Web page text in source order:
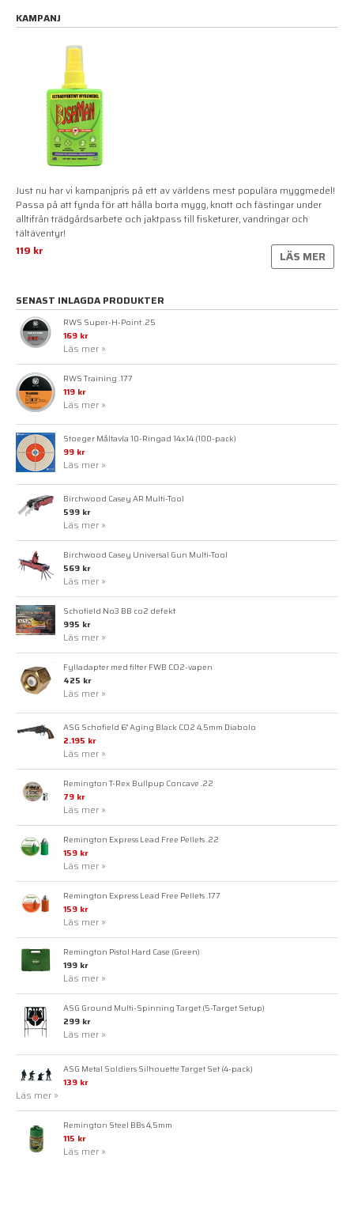
KAMPANJ
Just nu har vi kampanjpris på ett av världens mest populära myggmedel!
Passa på att fynda för att hålla borta mygg, knott och fästingar under
alltifrån trädgårdsarbete och jaktpass till fisketurer, vandringar och
tältäventyr!
119 kr
LÄS MER
SENAST INLAGDA PRODUKTER
RWS Super-H-Point .25
169 kr
Läs mer »
RWS Training .177
119 kr
Läs mer »
Stoeger Måltavla 10-Ringad 14x14 (100-pack)
99 kr
Läs mer »
Birchwood Casey AR Multi-Tool
599 kr
Läs mer »
Birchwood Casey Universal Gun Multi-Tool
569 kr
Läs mer »
Schofield No3 BB co2 defekt
995 kr
Läs mer »
Fylladapter med filter FWB CO2-vapen
425 kr
Läs mer »
ASG Schofield 6" Aging Black CO2 4,5mm Diabolo
2.195 kr
Läs mer »
Remington T-Rex Bullpup Concave .22
79 kr
Läs mer »
Remington Express Lead Free Pellets .22
159 kr
Läs mer »
Remington Express Lead Free Pellets .177
159 kr
Läs mer »
Remington Pistol Hard Case (Green)
199 kr
Läs mer »
ASG Ground Multi-Spinning Target (5-Target Setup)
299 kr
Läs mer »
ASG Metal Soldiers Silhouette Target Set (4-pack)
139 kr
Läs mer »
Remington Steel BBs 4,5mm
115 kr
Läs mer »